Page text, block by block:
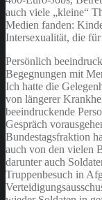
auch viele „kleine“
Medien fanden:
Intersexualität, die
Persönlich
Begegnungen mit
Ich hatte die
von längerer
beeindruckende
Gespräch
Bundestagsfraktion
auch von den vielen
darunter auch
Truppenbesuch in